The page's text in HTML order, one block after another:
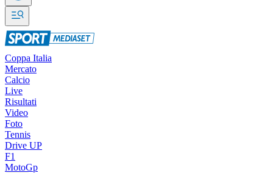
Coppa Italia
Mercato
Calcio
Live
Risultati
Video
Foto
Tennis
Drive UP
F1
MotoGp